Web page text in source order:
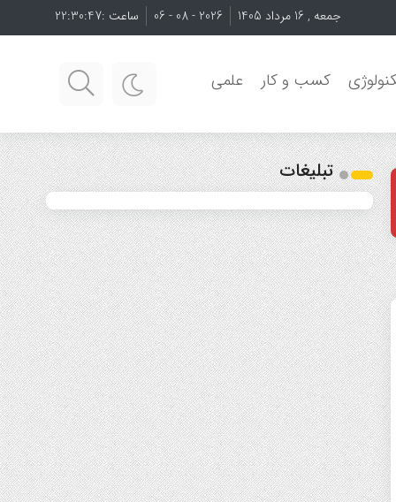
جمعه , 16 مرداد 1405 2026 - 08 - 06 ساعت :22:30:48
کسب و کار علمی
تبلیغات